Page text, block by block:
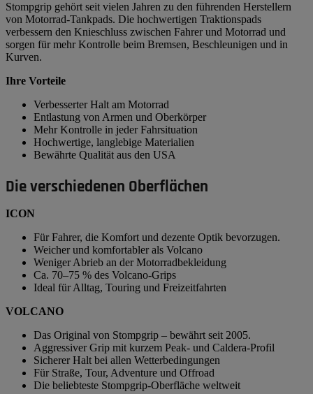
Stompgrip gehört seit vielen Jahren zu den führenden Herstellern
von Motorrad-Tankpads. Die hochwertigen Traktionspads
verbessern den Knieschluss zwischen Fahrer und Motorrad und
sorgen für mehr Kontrolle beim Bremsen, Beschleunigen und in
Kurven.
Ihre Vorteile
Verbesserter Halt am Motorrad
Entlastung von Armen und Oberkörper
Mehr Kontrolle in jeder Fahrsituation
Hochwertige, langlebige Materialien
Bewährte Qualität aus den USA
Die verschiedenen Oberflächen
ICON
Für Fahrer, die Komfort und dezente Optik bevorzugen.
Weicher und komfortabler als Volcano
Weniger Abrieb an der Motorradbekleidung
Ca. 70–75 % des Volcano-Grips
Ideal für Alltag, Touring und Freizeitfahrten
VOLCANO
Das Original von Stompgrip – bewährt seit 2005.
Aggressiver Grip mit kurzem Peak- und Caldera-Profil
Sicherer Halt bei allen Wetterbedingungen
Für Straße, Tour, Adventure und Offroad
Die beliebteste Stompgrip-Oberfläche weltweit